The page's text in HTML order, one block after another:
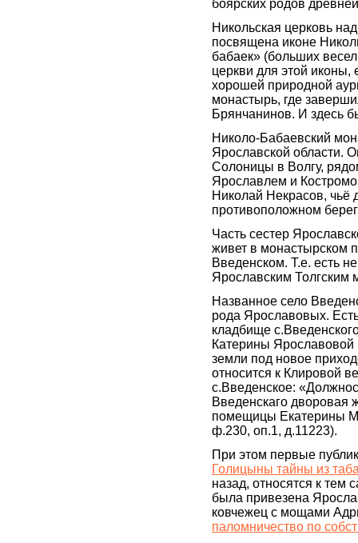
боярских родов
Никольская церковь
посвящена иконе
бабаек» (больших
церкви для этой иконы,
хорошей природной
монастырь, где
Брянчанинов. И здесь
Николо-Бабаевский
Ярославской области.
Солоницы в Волгу,
Ярославлем и
Николай Некрасов, чьё
противоположном
Часть сестер
живет в монастырском
Введенском. Т.е. есть
Ярославским Толгским
Названное село
рода Ярославовых.
кладбище
Катерины Ярославовой
земли под новое
относится к Клировой
с.Введенское:
Введенскаго
помещицы Екатерины
ф.230, оп.1, д.11223).
При этом первые
Голицыны тайны из
назад, относятся к тем
была привезена
ковчежец с мощами
паломничество по